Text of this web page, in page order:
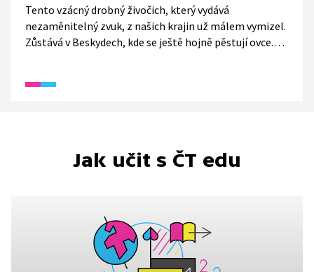
Tento vzácný drobný živočich, který vydává
nezaměnitelný zvuk, z našich krajin už málem vymizel.
Zůstává v Beskydech, kde se ještě hojně pěstují ovce.
Jak učit s ČT edu